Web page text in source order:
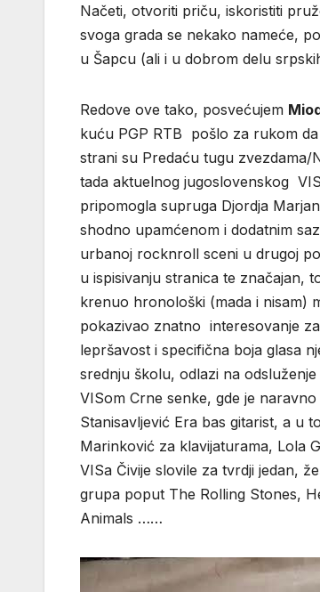
Načeti, otvoriti priču, iskoristiti
svoga grada se nekako nameće,
u Šapcu (ali i u dobrom delu
Redove ove tako, posvećujem
kuću PGP RTB pošlo za rukom
strani su Predaću tugu
tada aktuelnog jugoslovenskog
pripomogla supruga Djordja
shodno upamćenom i dodatnim
urbanoj rocknroll sceni u drugoj
u ispisivanju stranica te značajan,
krenuo hronološki (mada i nisam)
pokazivao znatno interesovanje
lepršavost i specifična boja glasa
srednju školu, odlazi na
VISom Crne senke, gde je
Stanisavljević Era bas gitarist, a u
Marinković za klavijaturama, Lola
VISa Čivije slovile za tvrdji jedan,
grupa poput The Rolling Stones,
Animals ……